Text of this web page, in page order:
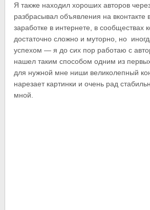
Я также находил хороших авторов
разбрасывал объявления на вконтакте
заработке в интернете, в сообществах
достаточно сложно и муторно, но
успехом — я до сих пор работаю с
нашел таким способом одним из
для нужной мне ниши великолепный
нарезает картинки и очень рад
мной.